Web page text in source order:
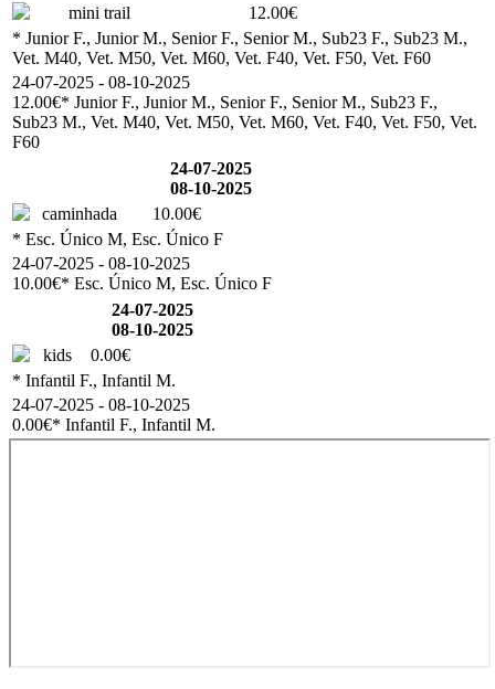
mini trail
12.00€
* Junior F., Junior M., Senior F., Senior M., Sub23 F., Sub23 M.,
Vet. M40, Vet. M50, Vet. M60, Vet. F40, Vet. F50, Vet. F60
24-07-2025 - 08-10-2025
12.00€* Junior F., Junior M., Senior F., Senior M., Sub23 F.,
Sub23 M., Vet. M40, Vet. M50, Vet. M60, Vet. F40, Vet. F50, Vet.
F60
24-07-2025
08-10-2025
caminhada
10.00€
* Esc. Único M, Esc. Único F
24-07-2025 - 08-10-2025
10.00€* Esc. Único M, Esc. Único F
24-07-2025
08-10-2025
kids
0.00€
* Infantil F., Infantil M.
24-07-2025 - 08-10-2025
0.00€* Infantil F., Infantil M.